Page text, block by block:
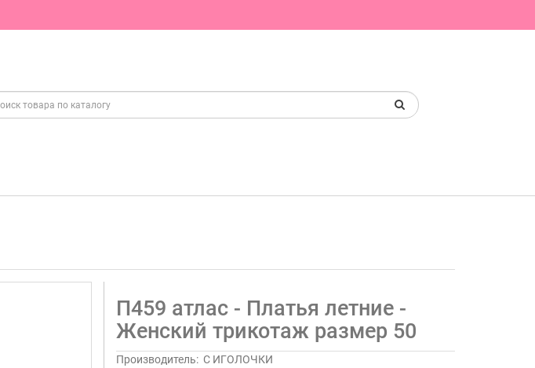
П459 атлас - Платья летние -
Женский трикотаж размер 50
Производитель: С ИГОЛОЧКИ